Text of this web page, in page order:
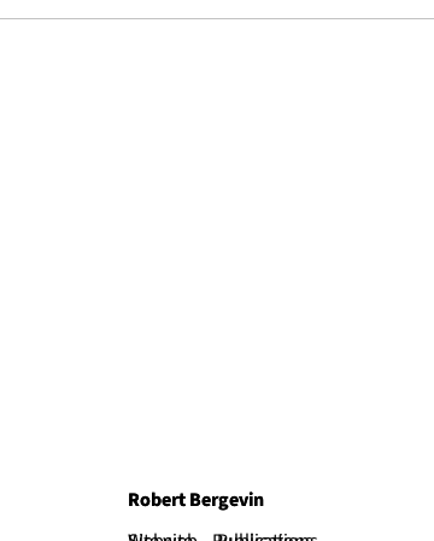
Robert Bergevin
Robert Bergevin